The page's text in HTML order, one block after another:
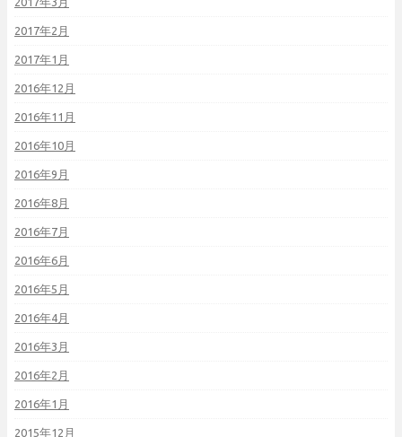
2017年2月
2017年1月
2016年12月
2016年11月
2016年10月
2016年9月
2016年8月
2016年7月
2016年6月
2016年5月
2016年4月
2016年3月
2016年2月
2016年1月
2015年12月